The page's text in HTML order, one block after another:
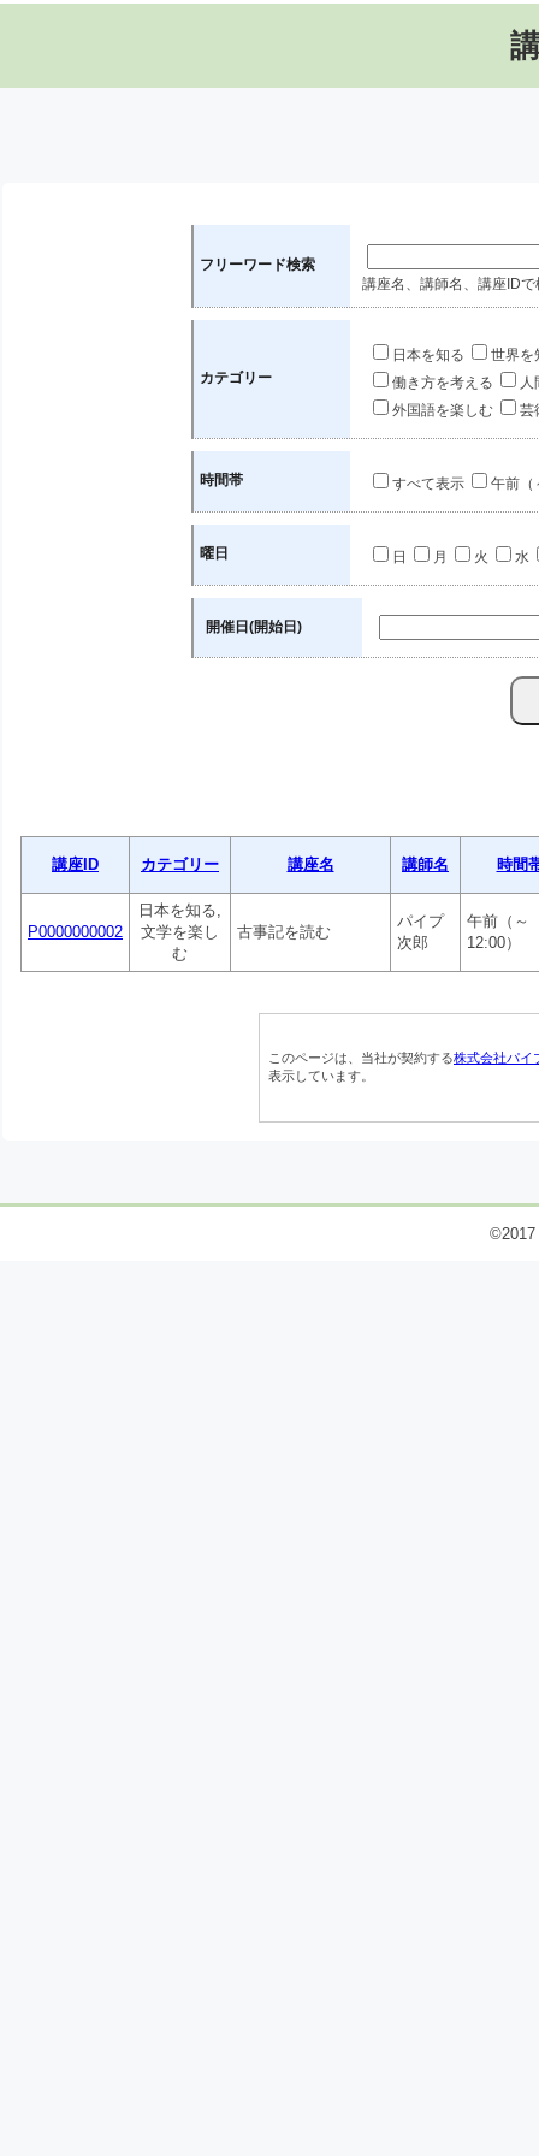
フリーワード検索
講座名、講師名、講座IDで
カテゴリー
日本を知る
世界を
働き方を考える
人
外国語を楽しむ
芸
時間帯 すべて表示 午前（
曜日 日 月 火 水
開催日(開始日)
講座ID カテゴリー 講座名 講師名 時間
P0000000002
日本を知る,
文学を楽し
む
古事記を読む
パイプ
次郎
午前（～
12:00）
このページは、当社が契約する株式会社パイ
表示しています。
©2017